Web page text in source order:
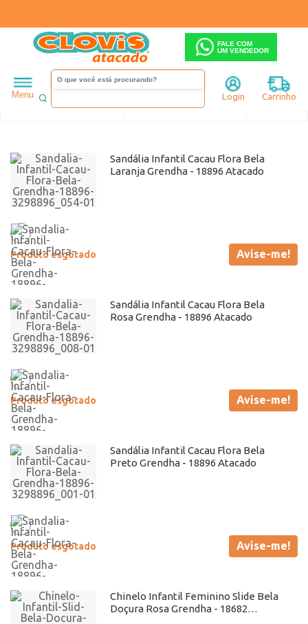
FALE COM
UM VENDEDOR
Menu Login Carrinho
Infantil Grendha
Ordenar Filtrar
Sandália Infantil Cacau Flora Bela
Laranja Grendha - 18896 Atacado
Produto esgotado Avise-me!
Sandália Infantil Cacau Flora Bela
Rosa Grendha - 18896 Atacado
Produto esgotado Avise-me!
Sandália Infantil Cacau Flora Bela
Preto Grendha - 18896 Atacado
Produto esgotado Avise-me!
Chinelo Infantil Feminino Slide Bela
Doçura Rosa Grendha - 18682